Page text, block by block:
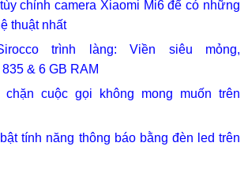
chỉnh camera Xiaomi Mi6 để có những
thuật nhất
trình làng: Viền siêu mỏng,
& 6 GB RAM
chặn cuộc gọi không mong muốn trên
tính năng thông báo bằng đèn led trên